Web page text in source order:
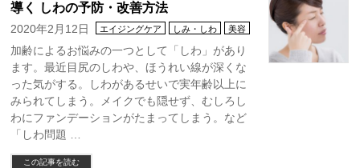
導く しわの予防・改善方法
2020年2月12日 エイジングケア しみ・しわ 美容
加齢によるお悩みの一つとして「しわ」があり
ます。最近目尻のしわや、ほうれい線が深くな
った気がする。しわがあるせいで実年齢以上に
みられてしまう。メイクでも隠せず、むしろし
わにファンデーションがたまってしまう。など
「しわ問題 …
この記事を読む